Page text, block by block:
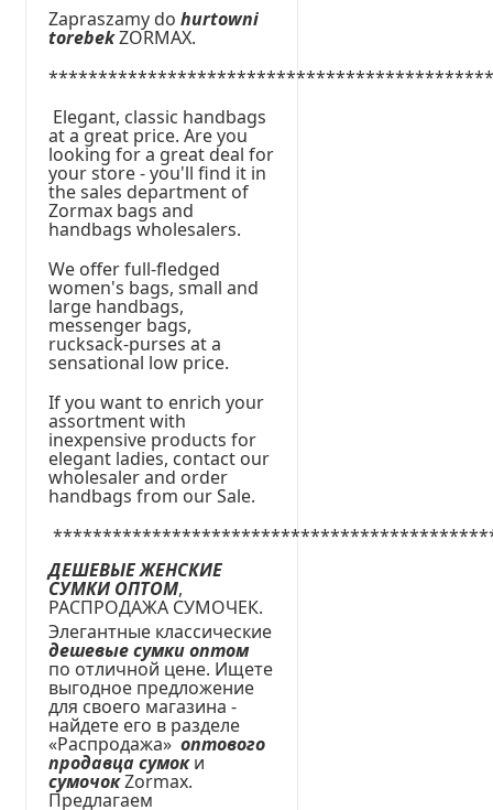
Zapraszamy dohurtowni
torebekZORMAX.
Elegant, classic handbags
at a great price. Are you
looking for a great deal for
your store - you'll find it in
the sales department of
Zormax bags and
handbags wholesalers.
We offer full-fledged
women's bags, small and
large handbags,
messenger bags,
rucksack-purses at a
sensational low price.
If you want to enrich your
assortment with
inexpensive products for
elegant ladies, contact our
wholesaler and order
handbags from our Sale.
ДЕШЕВЫЕ ЖЕНСКИЕ
СУМКИ ОПТОМ,
РАСПРОДАЖА СУМОЧЕК.
Элегантные классические
дешевые сумки оптом
по отличной цене. Ищете
выгодное предложение
для своего магазина -
найдете его в разделе
«Распродажа»оптового
продавца сумоки
сумочокZormax.
Предлагаем